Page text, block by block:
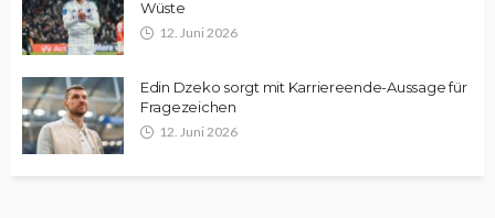
Wüste
12. Juni 2026
Edin Dzeko sorgt mit Karriereende-Aussage für
Fragezeichen
12. Juni 2026